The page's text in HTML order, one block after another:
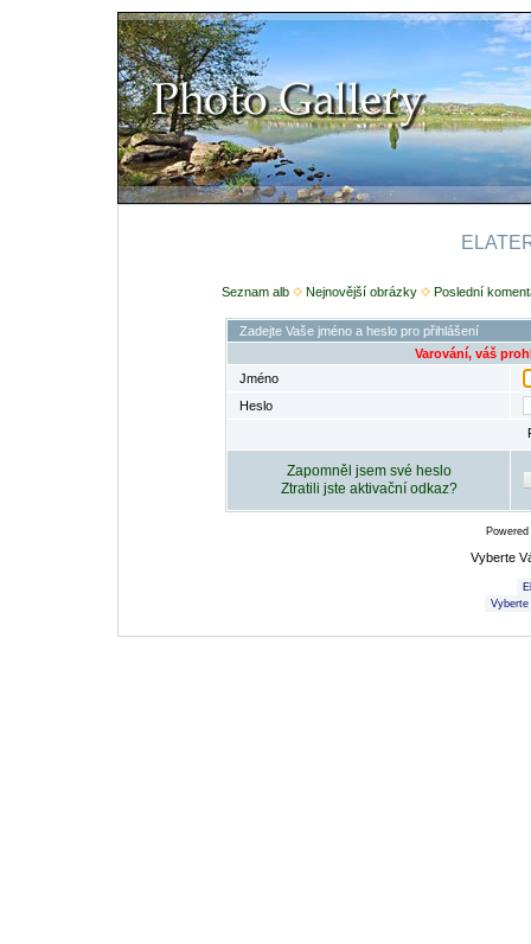
Seznam alb Nejnovější obrázky Poslední
Zadejte Vaše jméno a heslo pro přihlášení
Varování, váš
Jméno
Heslo
Zapomněl jsem své heslo
Ztratili jste aktivační odkaz?
Vyberte